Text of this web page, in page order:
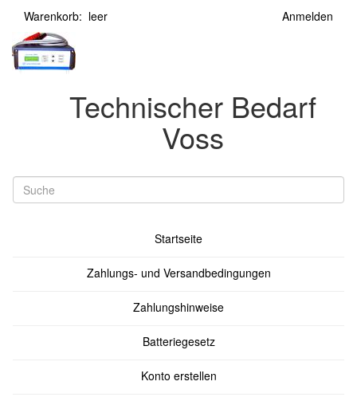
Warenkorb: leer Anmelden
Technischer Bedarf
Voss
Startseite
Zahlungs- und Versandbedingungen
Zahlungshinweise
Batteriegesetz
Konto erstellen